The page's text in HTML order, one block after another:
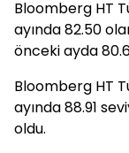
Bloomberg HT
ayında 82.50
önceki ayda
Bloomberg HT
ayında 88.91
oldu.